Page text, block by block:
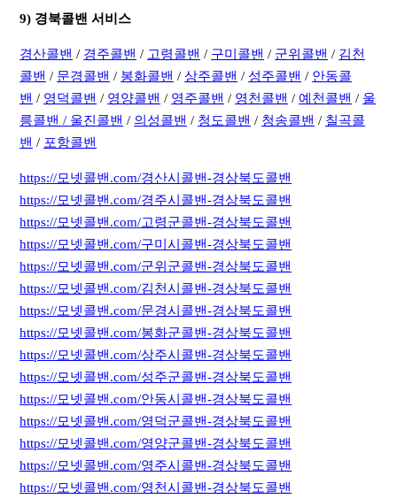
9) 경북콜밴 서비스
경산콜밴 / 경주콜밴 / 고령콜밴 / 구미콜밴 / 군위콜밴 / 김천
콜밴 / 문경콜밴 / 봉화콜밴 /상주콜밴 / 성주콜밴 / 안동콜
밴 / 영덕콜밴 / 영양콜밴 / 영주콜밴 / 영천콜밴 /예천콜밴 / 울
릉콜밴 / 울진콜밴 / 의성콜밴 / 청도콜밴 / 청송콜밴 / 칠곡콜
밴 / 포항콜밴
https://모넷콜밴.com/경산시콜밴-경상북도콜밴
https://모넷콜밴.com/경주시콜밴-경상북도콜밴
https://모넷콜밴.com/고령군콜밴-경상북도콜밴
https://모넷콜밴.com/구미시콜밴-경상북도콜밴
https://모넷콜밴.com/군위군콜밴-경상북도콜밴
https://모넷콜밴.com/김천시콜밴-경상북도콜밴
https://모넷콜밴.com/문경시콜밴-경상북도콜밴
https://모넷콜밴.com/봉화군콜밴-경상북도콜밴
https://모넷콜밴.com/상주시콜밴-경상북도콜밴
https://모넷콜밴.com/성주군콜밴-경상북도콜밴
https://모넷콜밴.com/안동시콜밴-경상북도콜밴
https://모넷콜밴.com/영덕군콜밴-경상북도콜밴
https://모넷콜밴.com/영양군콜밴-경상북도콜밴
https://모넷콜밴.com/영주시콜밴-경상북도콜밴
https://모넷콜밴.com/영천시콜밴-경상북도콜밴